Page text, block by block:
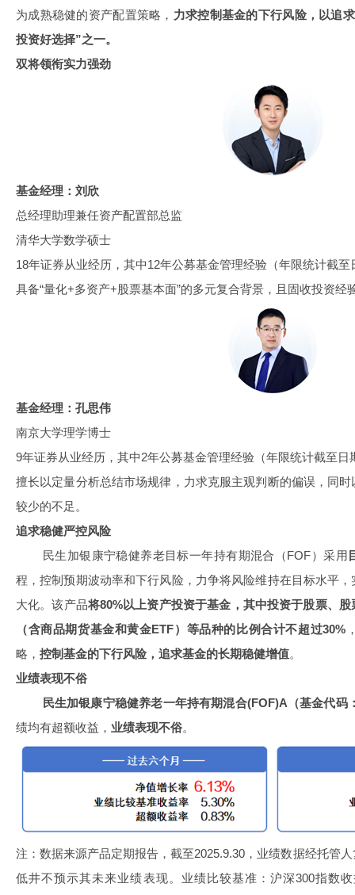
为成熟稳健的资产配置策略， 力求控制基金的下行风险，以追
投资好选择”之一。
双将领衔实力强劲
基金经理：刘欣
总经理助理兼任资产配置部总监
清华大学数学硕士
18年证券从业经历，其中12年公募基金管理经验（年限统计截至
具备“量化+多资产+股票基本面”的多元复合背景，且固收投资经
基金经理： 孔思伟
南京大学理学博士
9年证券从业经历，其中2年公募基金管理经验（年限统计截至日
擅长以定量分析总结市场规律，力求克服主观判断的偏误，同
较少的不足。
追求稳健严控风险
民生加银康宁稳健养老目标一年持有期混合（FOF）采用
程，控制预期波动率和下行风险，力争将风险维持在目标水平
大化。该产品将80%以上资产投资于基金，其中投资于股票、
（含商品期货基金和黄金ETF）等品种的比例合计不超过30%
略， 控制基金的下行风险，追求基金的长期稳健增值。
业绩表现不俗
民生加银康宁稳健养老一年持有期混合(FOF)A （基金代码
绩均有超额收益， 业绩表现不俗。
注：数据来源产品定期报告，截至2025.9.30，业绩数据经托管
低井不预示其未来业绩表现。业绩比较基准：沪深300指数